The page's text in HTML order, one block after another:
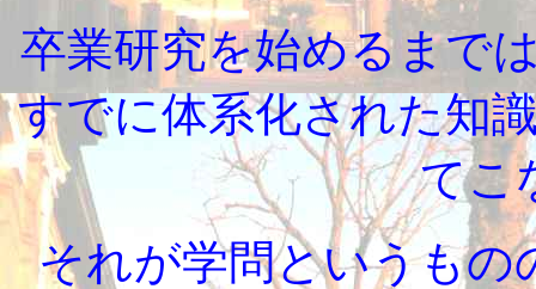
卒業研究を始めるまで
すでに体系化された知
てこ
それが学問というも